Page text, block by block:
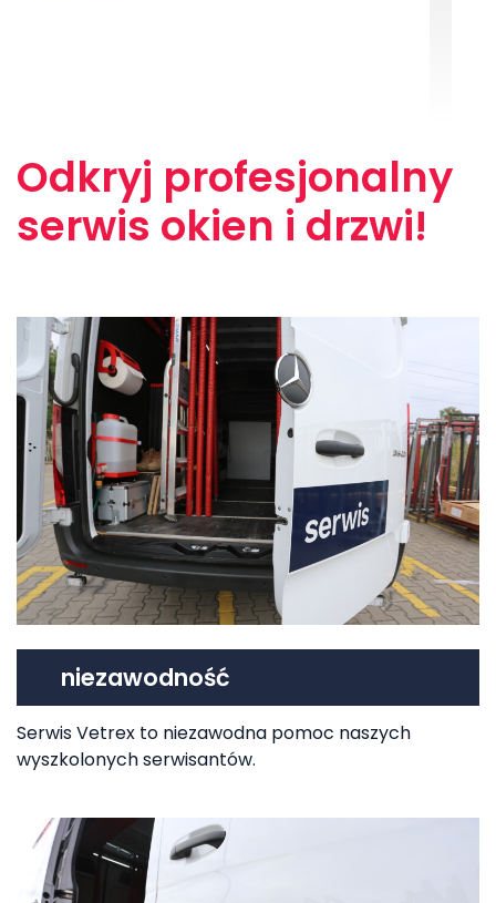
Odkryj profesjonalny
serwis okien i drzwi!
niezawodność
Serwis Vetrex to niezawodna pomoc naszych
wyszkolonych serwisantów.